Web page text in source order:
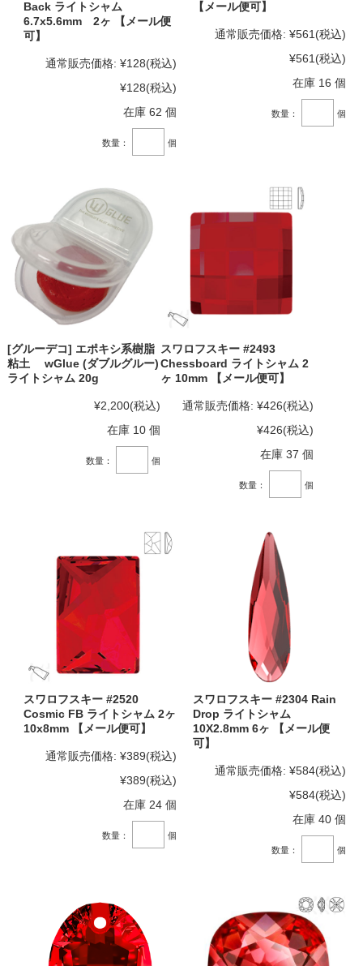
Back ライトシャム
6.7x5.6mm 2ヶ 【メール便
可】
通常販売価格: ¥128(税込)
¥128(税込)
在庫 62 個
数量： 個
【メール便可】
通常販売価格: ¥561 (税込)
¥561 (税込)
在庫 16 個
数量： 個
[グルーデコ] エポキシ系樹脂
粘土 wGlue (ダブルグルー)
ライトシャム 20g
¥2,200(税込)
在庫 10 個
数量： 個
スワロフスキー #2493
Chessboard ライトシャム 2
ヶ 10mm 【メール便可】
通常販売価格: ¥426(税込)
¥426(税込)
在庫 37 個
数量： 個
スワロフスキー #2520
Cosmic FB ライトシャム 2ヶ
10x8mm 【メール便可】
通常販売価格: ¥389(税込)
¥389(税込)
在庫 24 個
数量： 個
スワロフスキー #2304 Rain
Drop ライトシャム
10X2.8mm 6ヶ 【メール便
可】
通常販売価格: ¥584(税込)
¥584(税込)
在庫 40 個
数量： 個